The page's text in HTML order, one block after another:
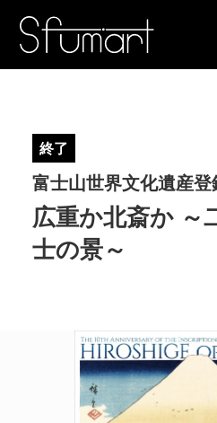
MUSEUM
NEWS
終了
富士山世界文化遺産
広重か北斎か ～
士の景～